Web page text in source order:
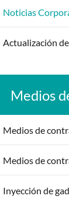
Noticias
Actualización
Medios
Medios de
Medios de
Inyección de